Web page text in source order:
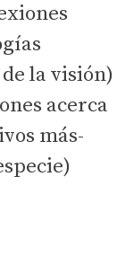
la visión)
acerca
más-